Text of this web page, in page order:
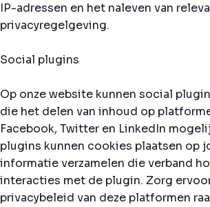
IP-adressen en het naleven van
privacyregelgeving.
Social plugins
Op onze website kunnen social
die het delen van inhoud op
Facebook, Twitter en LinkedIn
plugins kunnen cookies plaatsen op
informatie verzamelen die verband
interacties met de plugin. Zorg
privacybeleid van deze platformen